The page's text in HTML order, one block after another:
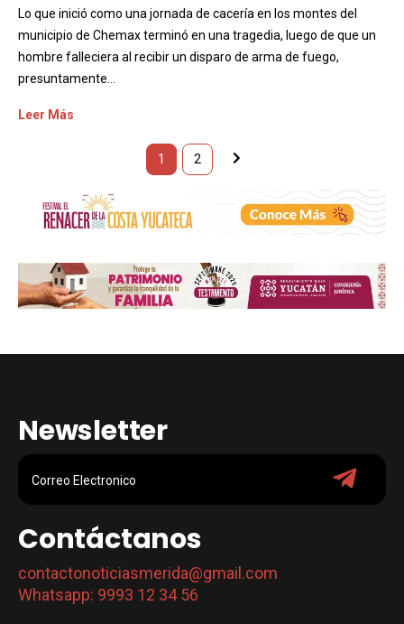
Lo que inició como una jornada de cacería en los montes del
municipio de Chemax terminó en una tragedia, luego de que un
hombre falleciera al recibir un disparo de arma de fuego,
presuntamente...
Leer Más
1 2
Newsletter
Contáctanos
contactonoticiasmerida@gmail.com
Whatsapp: 9993 12 34 56